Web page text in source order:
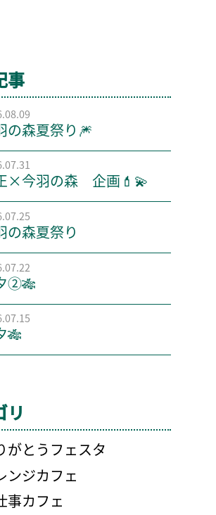
事
の森夏祭り🎆
×今羽の森 企画💄💫
の森夏祭り
②🎋
🎋
リ
がとうフェスタ
ンジカフェ
事カフェ